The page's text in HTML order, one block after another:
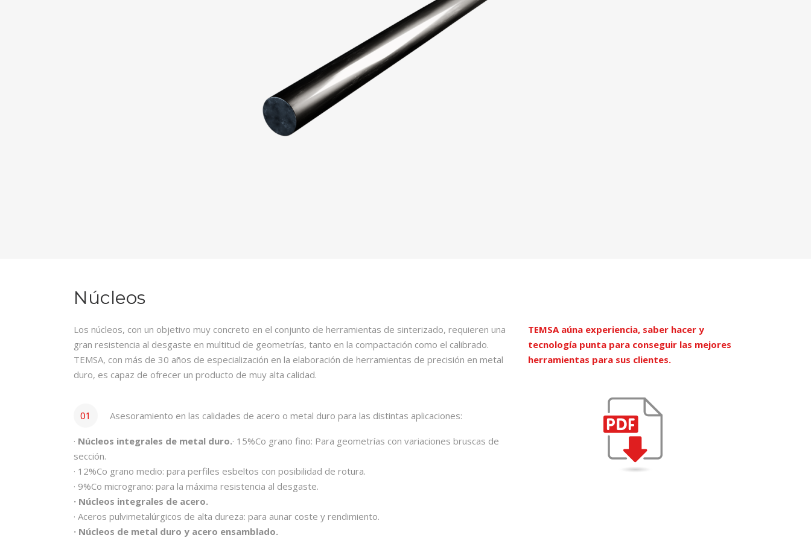
Núcleos
Los núcleos, con un objetivo muy concreto en el conjunto de herramientas de sinterizado, requieren una
gran resistencia al desgaste en multitud de geometrías, tanto en la compactación como el calibrado.
TEMSA, con más de 30 años de especialización en la elaboración de herramientas de precisión en metal
duro, es capaz de ofrecer un producto de muy alta calidad.
TEMSA aúna experiencia, saber hacer y
tecnología punta para conseguir las mejores
herramientas para sus clientes.
Asesoramiento en las calidades de acero o metal duro para las distintas aplicaciones:
· Núcleos integrales de metal duro.· 15%Co grano fino: Para geometrías con variaciones bruscas de
sección.
· 12%Co grano medio: para perfiles esbeltos con posibilidad de rotura.
· 9%Co micrograno: para la máxima resistencia al desgaste.
· Núcleos integrales de acero.
· Aceros pulvimetalúrgicos de alta dureza: para aunar coste y rendimiento.
· Núcleos de metal duro y acero ensamblado.